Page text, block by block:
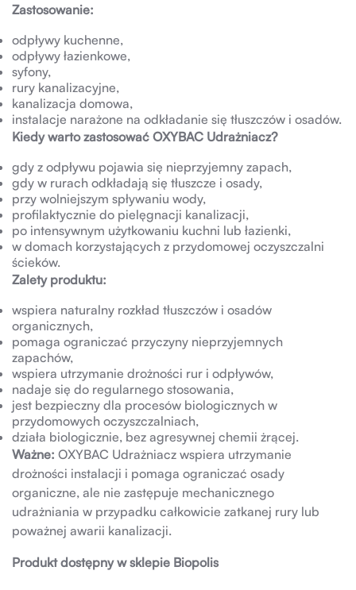
Zastosowanie:
odpływy kuchenne,
odpływy łazienkowe,
syfony,
rury kanalizacyjne,
kanalizacja domowa,
instalacje narażone na odkładanie się tłuszczów i osadów.
Kiedy warto zastosować OXYBAC Udrażniacz?
gdy z odpływu pojawia się nieprzyjemny zapach,
gdy w rurach odkładają się tłuszcze i osady,
przy wolniejszym spływaniu wody,
profilaktycznie do pielęgnacji kanalizacji,
po intensywnym użytkowaniu kuchni lub łazienki,
w domach korzystających z przydomowej oczyszczalni
ścieków.
Zalety produktu:
wspiera naturalny rozkład tłuszczów i osadów
organicznych,
pomaga ograniczać przyczyny nieprzyjemnych
zapachów,
wspiera utrzymanie drożności rur i odpływów,
nadaje się do regularnego stosowania,
jest bezpieczny dla procesów biologicznych w
przydomowych oczyszczalniach,
działa biologicznie, bez agresywnej chemii żrącej.
Ważne: OXYBAC Udrażniacz wspiera utrzymanie
drożności instalacji i pomaga ograniczać osady
organiczne, ale nie zastępuje mechanicznego
udrażniania w przypadku całkowicie zatkanej rury lub
poważnej awarii kanalizacji.
Produkt dostępny w sklepie Biopolis